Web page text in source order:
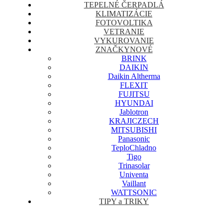
TEPELNÉ ČERPADLÁ
KLIMATIZÁCIE
FOTOVOLTIKA
VETRANIE
VYKUROVANIE
ZNAČKYNOVÉ
BRINK
DAIKIN
Daikin Altherma
FLEXIT
FUJITSU
HYUNDAI
Jablotron
KRAJICZECH
MITSUBISHI
Panasonic
TeploChladno
Tigo
Trinasolar
Univenta
Vaillant
WATTSONIC
TIPY a TRIKY